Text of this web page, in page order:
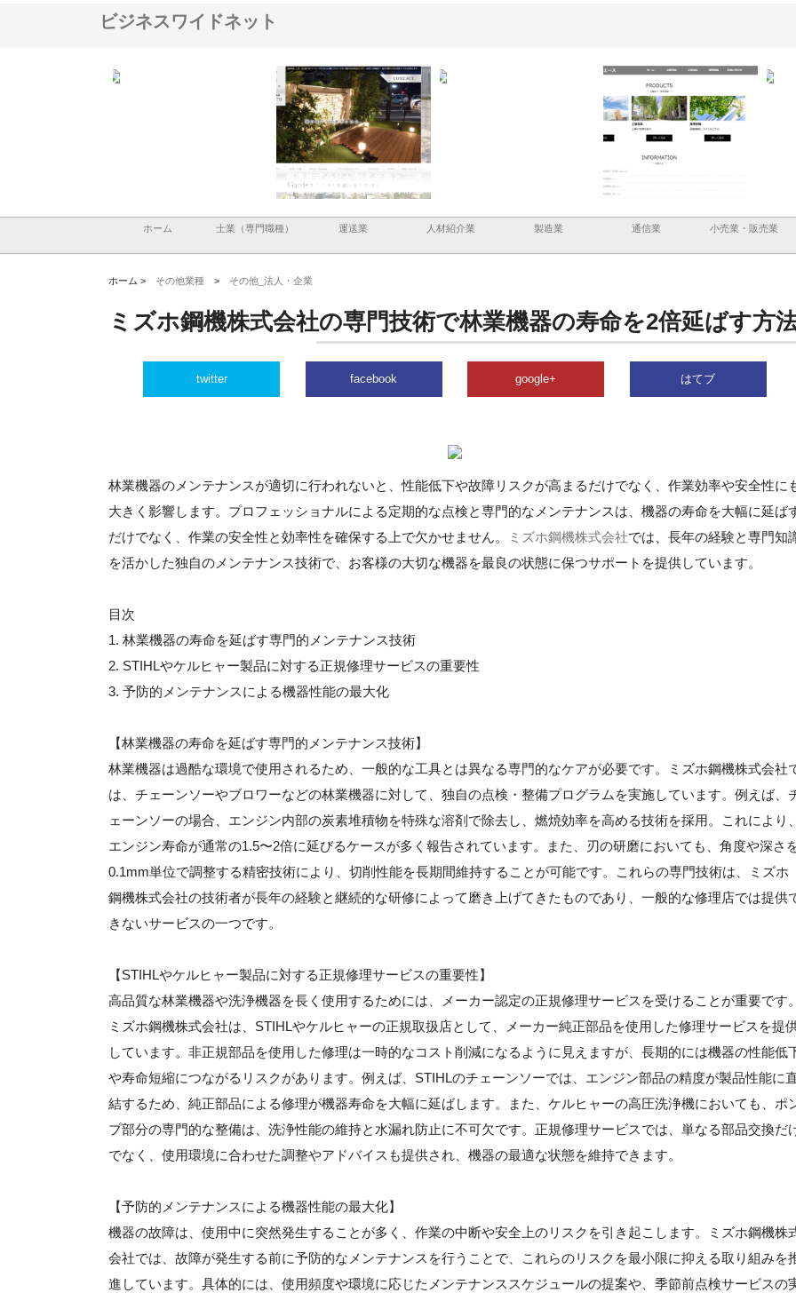
ビジネスワイドネット
と名古屋で叶える理想の外構空
間
イトが提供する充実した情報内
ホーム 士業（専門職種） 運送業 人材紹介業 製造業 通信業 小売業・販売業
ホーム > その他業種 > その他_法人・企業
ミズホ鋼機株式会社の専門技術で林業機器の寿命を2倍延ばす方
twitter facebook google+ はてブ
林業機器のメンテナンスが適切に行われないと、性能低下や故障リスクが高まるだけでなく、作業効率や安全性に
大きく影響します。プロフェッショナルによる定期的な点検と専門的なメンテナンスは、機器の寿命を大幅に延ば
だけでなく、作業の安全性と効率性を確保する上で欠かせません。
ミズホ鋼機株式会社では、長年の経験と専門知
を活かした独自のメンテナンス技術で、お客様の大切な機器を最良の状態に保つサポートを提供しています。
目次
1. 林業機器の寿命を延ばす専門的メンテナンス技術
2. STIHLやケルヒャー製品に対する正規修理サービスの重要性
3. 予防的メンテナンスによる機器性能の最大化
【林業機器の寿命を延ばす専門的メンテナンス技術】
林業機器は過酷な環境で使用されるため、一般的な工具とは異なる専門的なケアが必要です。ミズホ鋼機株式会社
は、チェーンソーやブロワーなどの林業機器に対して、独自の点検・整備プログラムを実施しています。例えば、
ェーンソーの場合、エンジン内部の炭素堆積物を特殊な溶剤で除去し、燃焼効率を高める技術を採用。これにより、
エンジン寿命が通常の1.5〜2倍に延びるケースが多く報告されています。また、刃の研磨においても、角度や深さ
0.1mm単位で調整する精密技術により、切削性能を長期間維持することが可能です。これらの専門技術は、ミズホ
鋼機株式会社の技術者が長年の経験と継続的な研修によって磨き上げてきたものであり、一般的な修理店では提供
きないサービスの一つです。
【STIHLやケルヒャー製品に対する正規修理サービスの重要性】
高品質な林業機器や洗浄機器を長く使用するためには、メーカー認定の正規修理サービスを受けることが重要です。
ミズホ鋼機株式会社は、STIHLやケルヒャーの正規取扱店として、メーカー純正部品を使用した修理サービスを提
しています。非正規部品を使用した修理は一時的なコスト削減になるように見えますが、長期的には機器の性能低
や寿命短縮につながるリスクがあります。例えば、STIHLのチェーンソーでは、エンジン部品の精度が製品性能に
結するため、純正部品による修理が機器寿命を大幅に延ばします。また、ケルヒャーの高圧洗浄機においても、ポ
プ部分の専門的な整備は、洗浄性能の維持と水漏れ防止に不可欠です。正規修理サービスでは、単なる部品交換だ
でなく、使用環境に合わせた調整やアドバイスも提供され、機器の最適な状態を維持できます。
【予防的メンテナンスによる機器性能の最大化】
機器の故障は、使用中に突然発生することが多く、作業の中断や安全上のリスクを引き起こします。ミズホ鋼機株
会社では、故障が発生する前に予防的なメンテナンスを行うことで、これらのリスクを最小限に抑える取り組みを
進しています。具体的には、使用頻度や環境に応じたメンテナンススケジュールの提案や、季節前点検サービスの